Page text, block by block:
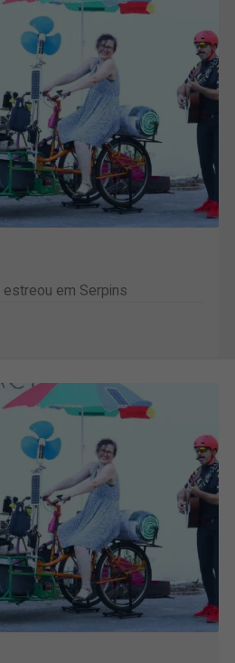
estreou em Serpins